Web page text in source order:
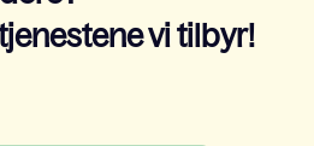
vi tilbyr!